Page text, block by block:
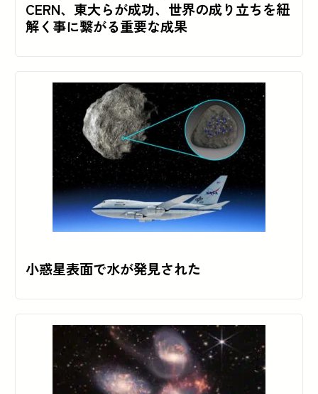
CERN、東大らが成功、世界の成り立ちを紐
解く事に繋がる重要な成果
小惑星表面で水が発見された